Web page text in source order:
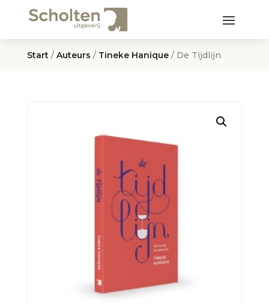
Start / Auteurs / Tineke Hanique/ De Tijdlijn